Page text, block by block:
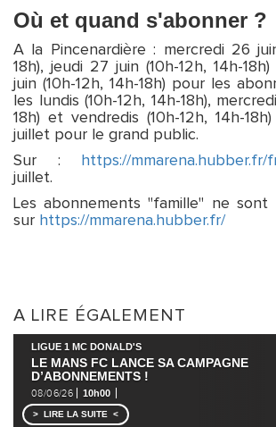
Où et quand s'abonner ?
A la Pincenardière : mercredi 26
18h), jeudi 27 juin (10h-12h, 14h-
juin (10h-12h, 14h-18h) pour les
les lundis (10h-12h, 14h-18h),
18h) et vendredis (10h-12h, 14h-
juillet pour le grand public.
Sur :
https://mmarena.hubber.fr/
juillet.
Les abonnements "famille" ne sont
sur https://mmarena.hubber.fr/
A LIRE ÉGALEMENT
LIGUE 1 MC DONALD'S
LE MANS FC LANCE SA CAMPAGNE
D’ABONNEMENTS !
08/06/26 10h00
LIRE LA SUITE